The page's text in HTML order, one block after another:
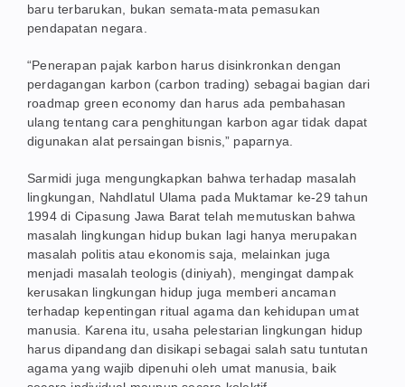
baru terbarukan, bukan semata-mata pemasukan
pendapatan negara.
“Penerapan pajak karbon harus disinkronkan dengan
perdagangan karbon (carbon trading) sebagai bagian dari
roadmap green economy dan harus ada pembahasan
ulang tentang cara penghitungan karbon agar tidak dapat
digunakan alat persaingan bisnis,” paparnya.
Sarmidi juga mengungkapkan bahwa terhadap masalah
lingkungan, Nahdlatul Ulama pada Muktamar ke-29 tahun
1994 di Cipasung Jawa Barat telah memutuskan bahwa
masalah lingkungan hidup bukan lagi hanya merupakan
masalah politis atau ekonomis saja, melainkan juga
menjadi masalah teologis (diniyah), mengingat dampak
kerusakan lingkungan hidup juga memberi ancaman
terhadap kepentingan ritual agama dan kehidupan umat
manusia. Karena itu, usaha pelestarian lingkungan hidup
harus dipandang dan disikapi sebagai salah satu tuntutan
agama yang wajib dipenuhi oleh umat manusia, baik